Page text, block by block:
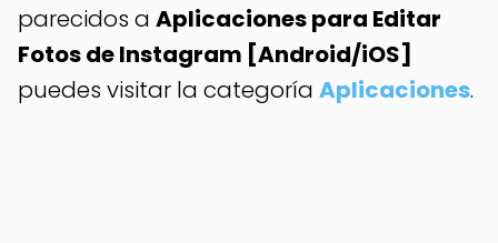
parecidos a Aplicaciones para Editar
Fotos de Instagram [Android/iOS]
puedes visitar la categoría Aplicaciones.